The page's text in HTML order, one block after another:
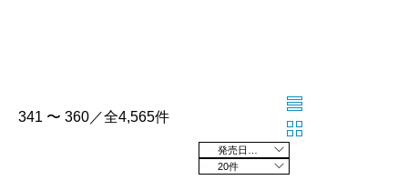
341 〜 360／全4,565件
20件